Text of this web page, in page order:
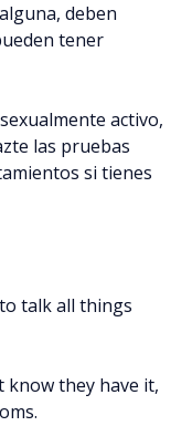
deben
tener
activo,
las pruebas
si tienes
talk all things
know they have it,